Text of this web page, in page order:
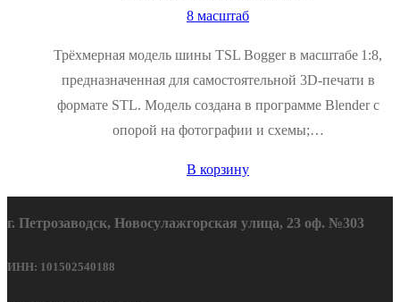
8 масштаб
Трёхмерная модель шины TSL Bogger в масштабе 1:8,
предназначенная для самостоятельной 3D‑печати в
формате STL. Модель создана в программе Blender с
опорой на фотографии и схемы;…
В корзину
г. Петрозаводск, Новосулажгорская улица, 23 оф. №303
ИНН: 101502540188